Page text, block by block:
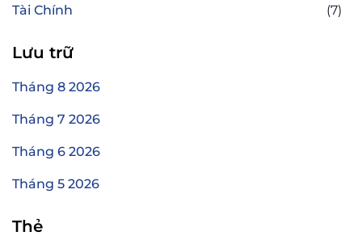
Tài Chính (7)
Lưu trữ
Tháng 8 2026
Tháng 7 2026
Tháng 6 2026
Tháng 5 2026
Thẻ